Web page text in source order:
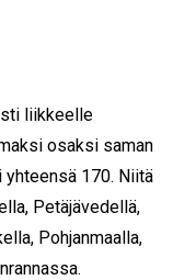
liikkeelle
osaksi saman
170. Niitä
Petäjävedellä,
Pohjanmaalla,